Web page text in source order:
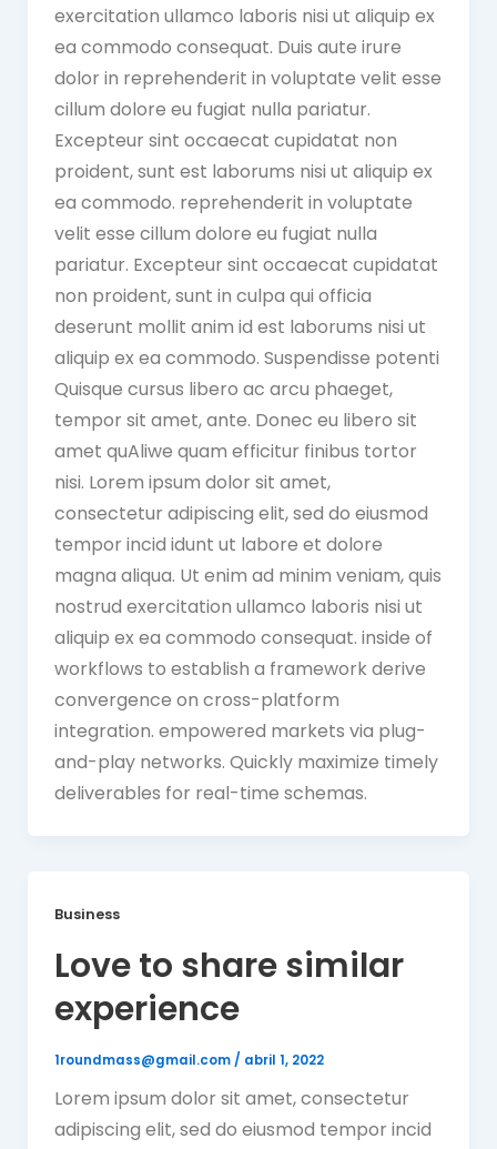
exercitation ullamco laboris nisi ut aliquip ex
ea commodo consequat. Duis aute irure
dolor in reprehenderit in voluptate velit esse
cillum dolore eu fugiat nulla pariatur.
Excepteur sint occaecat cupidatat non
proident, sunt est laborums nisi ut aliquip ex
ea commodo. reprehenderit in voluptate
velit esse cillum dolore eu fugiat nulla
pariatur. Excepteur sint occaecat cupidatat
non proident, sunt in culpa qui officia
deserunt mollit anim id est laborums nisi ut
aliquip ex ea commodo. Suspendisse potenti
Quisque cursus libero ac arcu phaeget,
tempor sit amet, ante. Donec eu libero sit
amet quAliwe quam efficitur finibus tortor
nisi. Lorem ipsum dolor sit amet,
consectetur adipiscing elit, sed do eiusmod
tempor incid idunt ut labore et dolore
magna aliqua. Ut enim ad minim veniam, quis
nostrud exercitation ullamco laboris nisi ut
aliquip ex ea commodo consequat. inside of
workflows to establish a framework derive
convergence on cross-platform
integration. empowered markets via plug-
and-play networks. Quickly maximize timely
deliverables for real-time schemas.
Business
Love to share similar
experience
1roundmass@gmail.com / abril 1, 2022
Lorem ipsum dolor sit amet, consectetur
adipiscing elit, sed do eiusmod tempor incid